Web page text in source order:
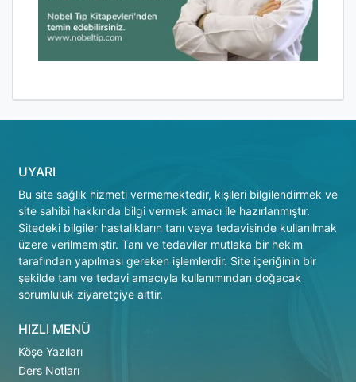
UYARI
Bu site sağlık hizmeti vermemektedir, kişileri bilgilendirmek ve
site sahibi hakkında bilgi vermek amacı ile hazırlanmıştır.
Sitedeki bilgiler hastalıkların tanı veya tedavisinde kullanılmak
üzere verilmemiştir. Tanı ve tedaviler mutlaka bir hekim
tarafından yapılması gereken işlemlerdir. Site içeriğinin bir
şekilde tanı ve tedavi amacıyla kullanımından doğacak
sorumluluk ziyaretçiye aittir.
HIZLI MENÜ
Köşe Yazıları
Ders Notları